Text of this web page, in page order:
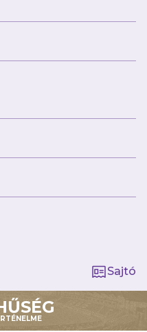
Sajtó
ellen kezdi az új